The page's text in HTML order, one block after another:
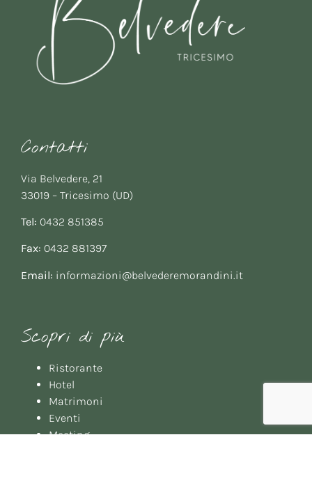
Contatti
Via Belvedere, 21
33019 – Tricesimo (UD)
Tel: 0432 851385
Fax: 0432 881397
Email: informazioni@belvederemorandini.it
Scopri di più
Ristorante
Hotel
Matrimoni
Eventi
Meeting